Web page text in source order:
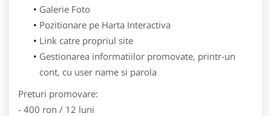
Galerie Foto
Pozitionare pe Harta Interactiva
Link catre propriul site
Gestionarea informatiilor promovate, printr-un
cont, cu user name si parola
Preturi promovare:
- 400 ron / 12 luni